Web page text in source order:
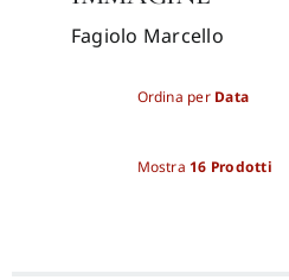
Fagiolo Marcello
Ordina per Data
Mostra 16 Prodotti